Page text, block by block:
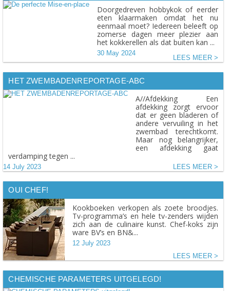
Doorgedreven hobbykok of eerder
eten klaarmaken omdat het nu
eenmaal moet? Iedereen beleeft op
zomerse dagen meer plezier aan
het kokkerellen als dat buiten kan ...
30 May 2024
LEES MEER
HET ZWEMBADENREPORTAGE-ABC
A//Afdekking Een
afdekking zorgt ervoor
dat er geen bladeren of
andere vervuiling in het
zwembad terechtkomt.
Maar nog belangrijker,
een afdekking gaat
verdamping tegen ...
14 July 2023 LEES MEER
OUI CHEF!
Kookboeken verkopen als zoete broodjes.
Tv-programma’s en hele tv-zenders wijden
zich aan de culinaire kunst. Chef-koks zijn
ware BV’s en BN&...
12 July 2023
LEES MEER
CHEMISCHE PARAMETERS UITGELEGD!